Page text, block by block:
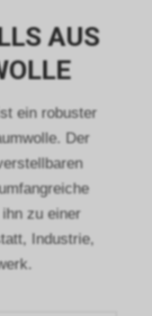
AUS
ein robuster
Der
zu einer
Industrie,